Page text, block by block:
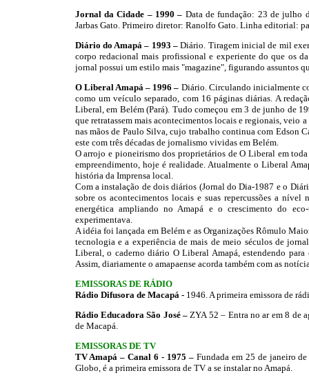
Jornal da Cidade – 1990 – Data de fundação: 23 de julho
Jarbas Gato. Primeiro diretor: Ranolfo Gato. Linha editorial:
Diário do Amapá – 1993 –Diário. Tiragem inicial de mil
corpo redacional mais profissional e experiente do que os
jornal possui um estilo mais "magazine", figurando assuntos
O Liberal Amapá – 1996 – Diário. Circulando inicialmente
como um veículo separado, com 16 páginas diárias. A
Liberal, em Belém (Pará). Tudo começou em 3 de junho de
que retratassem mais acontecimentos locais e regionais,
nas mãos de Paulo Silva, cujo trabalho continua com Edson
este com três décadas de jornalismo vividas em Belém.
O arrojo e pioneirismo dos proprietários de O Liberal em
empreendimento, hoje é realidade. Atualmente o Liberal
história da Imprensa local.
Com a instalação de dois diários (Jornal do Dia-1987 e o
sobre os acontecimentos locais e suas repercussões a
energética ampliando no Amapá e o crescimento do
experimentava.
A idéia foi lançada em Belém e as Organizações Rômulo
tecnologia e a experiência de mais de meio séculos de
Liberal, o caderno diário O Liberal Amapá, estendendo
Assim, diariamente o amapaense acorda também com as
EMISSORAS DE RÁDIO
Rádio Difusora de Macapá - 1946. A primeira emissora de
Rádio Educadora São José –ZYA 52 – Entra no ar em 8 de
de Macapá.
EMISSORAS DE TV
TV Amapá – Canal 6 - 1975 – Fundada em 25 de janeiro
Globo, é a primeira emissora de TV a se instalar no Amapá.